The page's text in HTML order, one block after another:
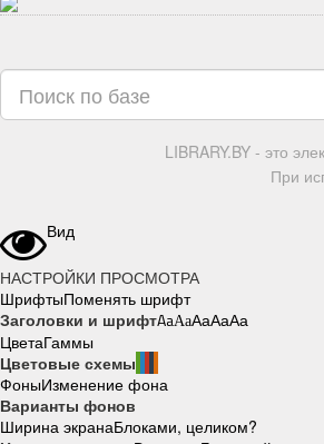
LIBRARY.BY - это
При
Вид
НАСТРОЙКИ ПРОСМОТРА
ШрифтыПоменять шрифт
Заголовки и шрифтAaAaAaAaAa
ЦветаГаммы
Цветовые схемы
ФоныИзменение фона
Варианты фонов
Ширина экранаБлоками, целиком?